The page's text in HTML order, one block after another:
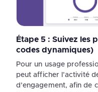
Étape 5 : Suivez les
codes dynamiques)
Pour un usage
peut afficher l’activité
d’engagement, afin de